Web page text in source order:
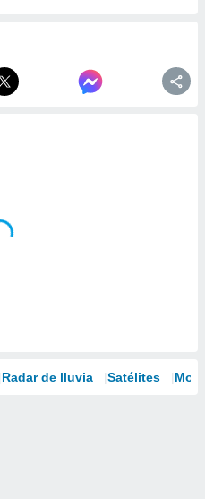
Radar de lluvia Satélites